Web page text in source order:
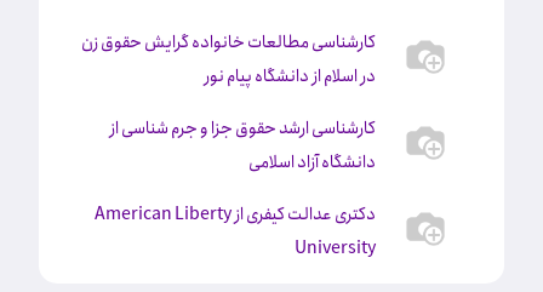
کارشناسی مطالعات خانواده گرایش حقوق زن
در اسلام از دانشگاه پیام نور
کارشناسی ارشد حقوق جزا و جرم شناسی از
دانشگاه آزاد اسلامی
دکتری عدالت کیفری از American Liberty
University